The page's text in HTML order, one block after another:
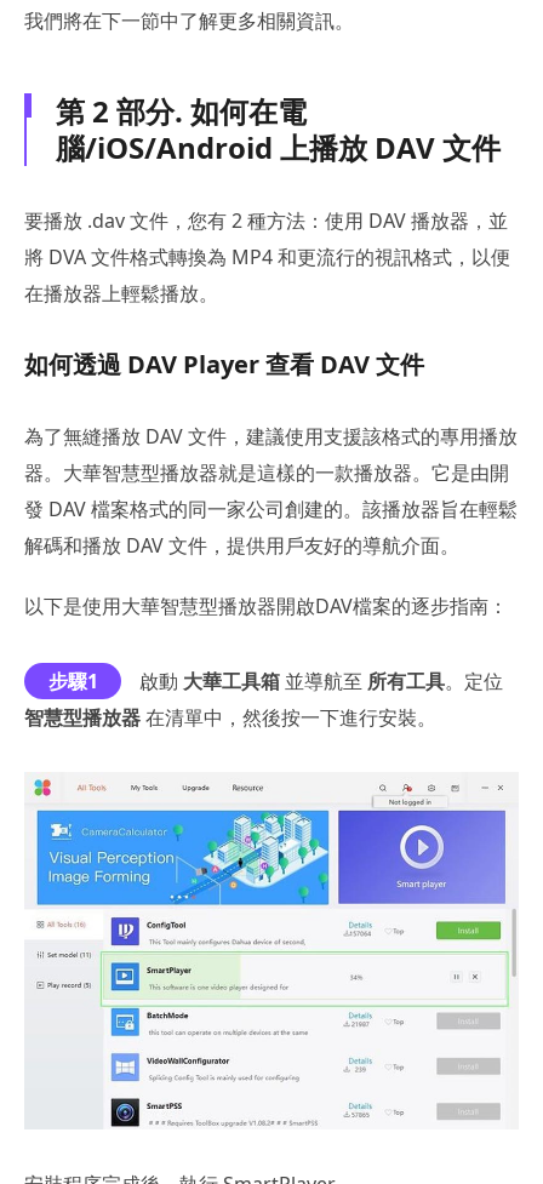
我們將在下一節中了解更多相關資訊。
第 2 部分. 如何在電
腦/iOS/Android 上播放 DAV 文件
要播放 .dav 文件，您有 2 種方法：使用 DAV 播放器，並
將 DVA 文件格式轉換為 MP4 和更流行的視訊格式，以便
在播放器上輕鬆播放。
如何透過 DAV Player 查看 DAV 文件
為了無縫播放 DAV 文件，建議使用支援該格式的專用播放
器。大華智慧型播放器就是這樣的一款播放器。它是由開
發 DAV 檔案格式的同一家公司創建的。該播放器旨在輕鬆
解碼和播放 DAV 文件，提供用戶友好的導航介面。
以下是使用大華智慧型播放器開啟DAV檔案的逐步指南：
步驟1 啟動 大華工具箱 並導航至 所有工具。定位
智慧型播放器在清單中，然後按一下進行安裝。